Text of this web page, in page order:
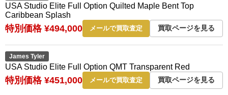
USA Studio Elite Full Option Quilted Maple Bent Top
Caribbean Splash
特別価格 ¥494,000 メールで買取査定 買取ページを見る
James Tyler
USA Studio Elite Full Option QMT Transparent Red
特別価格 ¥451,000 メールで買取査定 買取ページを見る